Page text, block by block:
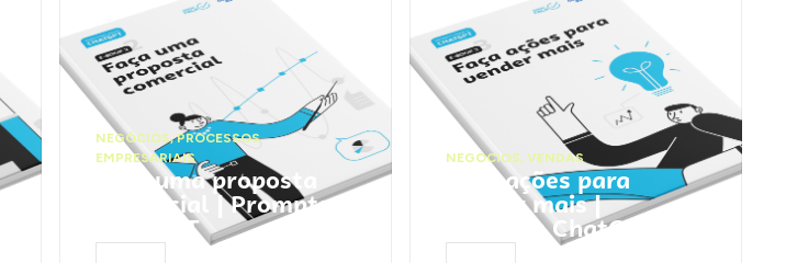
NEGÓCIOS,PROCESSOS
EMPRESARIAIS
Faça uma proposta
comercial | Prompts
ChatGPT
NEGÓCIOS, VENDAS
Faça ações para
vender mais |
Prompts ChatGPT